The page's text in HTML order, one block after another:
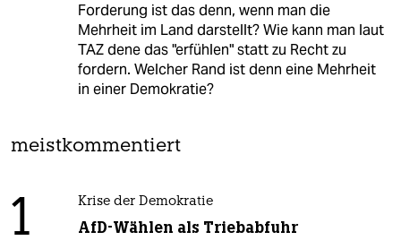
Forderung ist das denn, wenn man die
Mehrheit im Land darstellt? Wie kann man laut
TAZ dene das "erfühlen" statt zu Recht zu
fordern. Welcher Rand ist denn eine Mehrheit
in einer Demokratie?
meistkommentiert
1 Krise der Demokratie
AfD-Wählen als Triebabfuhr